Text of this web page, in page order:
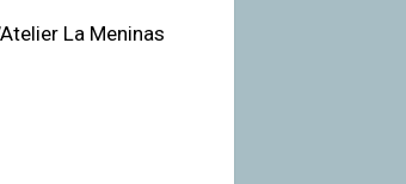
La Meninas